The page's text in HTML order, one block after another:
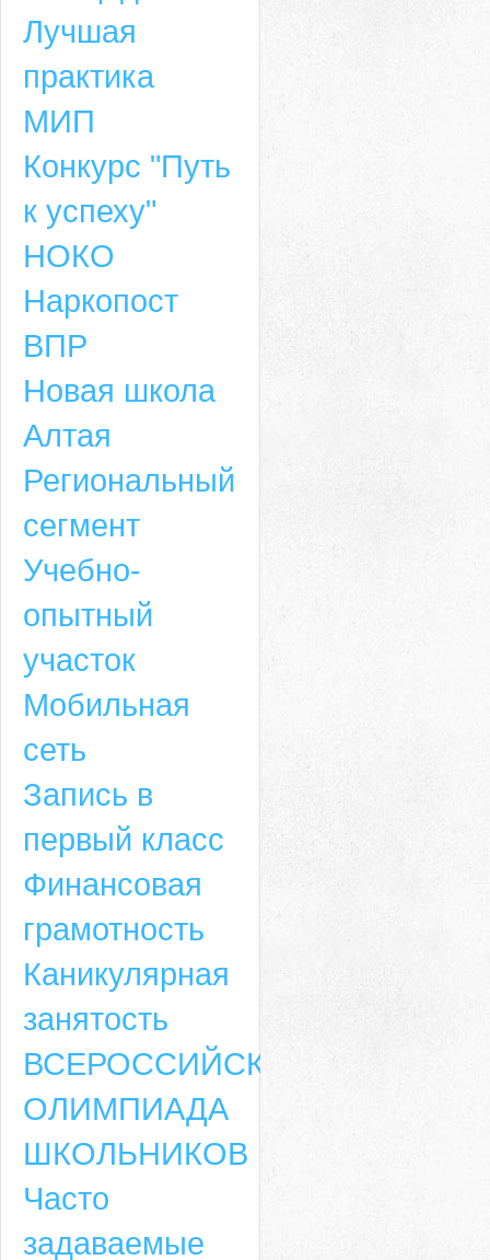
Лучшая
практика
МИП
Конкурс "Путь
к успеху"
НОКО
Наркопост
ВПР
Новая школа
Алтая
Региональный
сегмент
Учебно-
опытный
участок
Мобильная
сеть
Запись в
первый класс
Финансовая
грамотность
Каникулярная
занятость
ВСЕРОССИЙСКАЯ
ОЛИМПИАДА
ШКОЛЬНИКОВ
Часто
задаваемые